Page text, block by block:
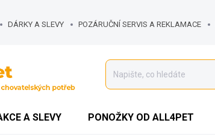
DÁRKY A SLEVY POZÁRUČNÍ SERVIS A REKLAMACE
A SLEVY PONOŽKY OD ALL4PET